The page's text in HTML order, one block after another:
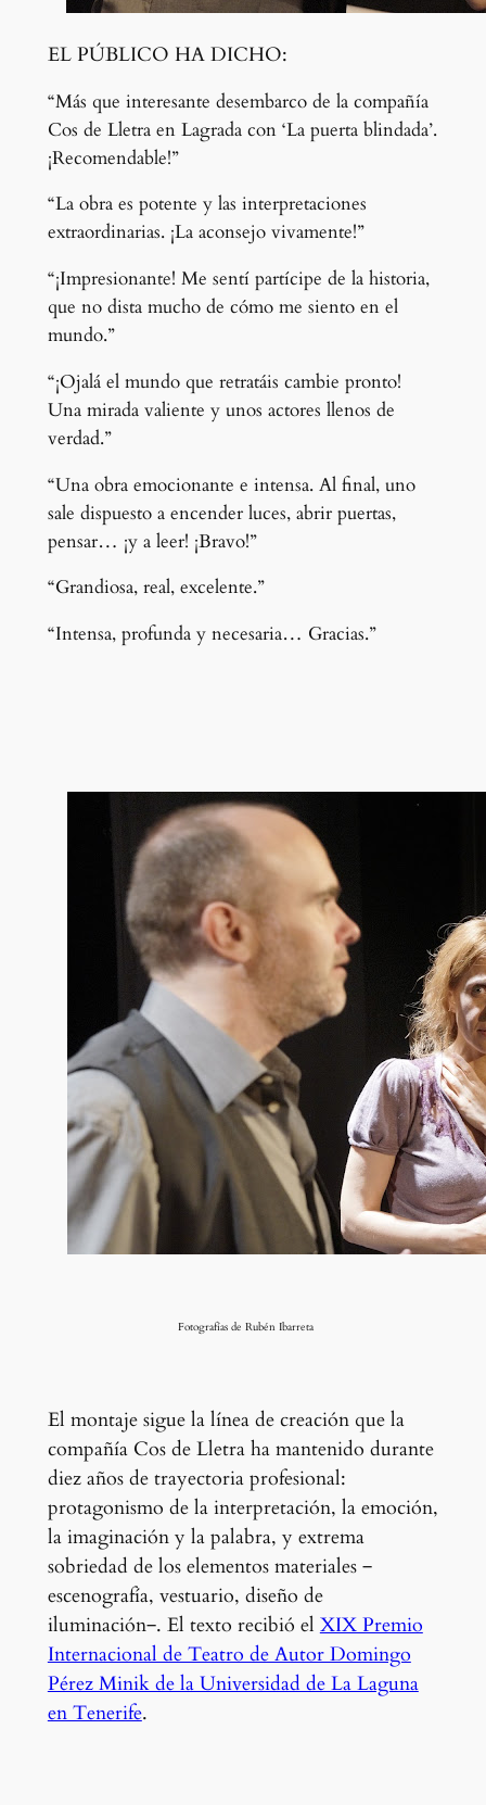
EL PÚBLICO HA DICHO:
“Más que interesante desembarco de la compañía
Cos de Lletra en Lagrada con ‘La puerta blindada’.
¡Recomendable!”
“La obra es potente y las interpretaciones
extraordinarias. ¡La aconsejo vivamente!”
“¡Impresionante! Me sentí partícipe de la historia,
que no dista mucho de cómo me siento en el
mundo.”
“¡Ojalá el mundo que retratáis cambie pronto!
Una mirada valiente y unos actores llenos de
verdad.”
“Una obra emocionante e intensa. Al final, uno
sale dispuesto a encender luces, abrir puertas,
pensar… ¡y a leer! ¡Bravo!”
“Grandiosa, real, excelente.”
“Intensa, profunda y necesaria… Gracias.”
Fotografías de Rubén Ibarreta
El montaje sigue la línea de creación que la
compañía Cos de Lletra ha mantenido durante
diez años de trayectoria profesional:
protagonismo de la interpretación, la emoción,
la imaginación y la palabra, y extrema
sobriedad de los elementos materiales ‒
escenografía, vestuario, diseño de
iluminación‒. El texto recibió elXIX Premio
Internacional de Teatro de Autor Domingo
Pérez Minik de la Universidad de La Laguna
en Tenerife.